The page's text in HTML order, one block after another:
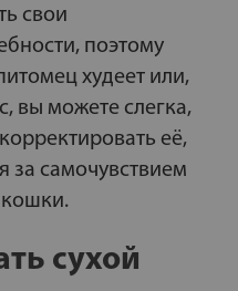
свои
поэтому
худеет или,
вы можете слегка,
её,
за самочувствием
сухой